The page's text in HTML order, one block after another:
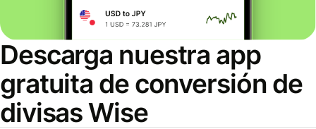
Descarga nuestra app
gratuita de conversión de
divisas Wise